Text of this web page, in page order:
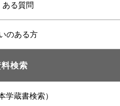
ある質問
のある方
料検索
学蔵書検索）